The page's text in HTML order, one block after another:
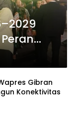
Gibran
Konektivitas